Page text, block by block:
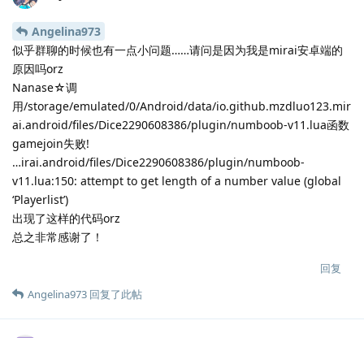
Angelina973
似乎群聊的时候也有一点小问题……请问是因为我是mirai安卓端的
原因吗orz
Nanase☆调
用/storage/emulated/0/Android/data/io.github.mzdluo123.mir
ai.android/files/Dice2290608386/plugin/numboob-v11.lua函数
gamejoin失败!
…irai.android/files/Dice2290608386/plugin/numboob-
v11.lua:150: attempt to get length of a number value (global
‘Playerlist’)
出现了这样的代码orz
总之非常感谢了！
回复
Angelina973 回复了此帖